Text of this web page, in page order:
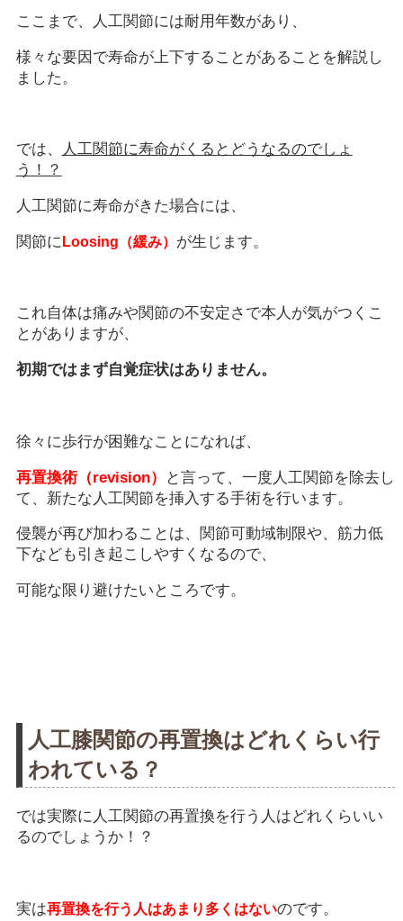
ここまで、人工関節には耐用年数があり、
様々な要因で寿命が上下することがあることを解説し
ました。
では、
人工関節に寿命がくるとどうなるのでしょ
う！？
人工関節に寿命がきた場合には、
関節に Loosing（緩み） が生じます。
これ自体は痛みや関節の不安定さで本人が気がつくこ
とがありますが、
初期ではまず自覚症状はありません。
徐々に歩行が困難なことになれば、
再置換術（revision）
と言って、一度人工関節を除去し
て、新たな人工関節を挿入する手術を行います。
侵襲が再び加わることは、関節可動域制限や、筋力低
下なども引き起こしやすくなるので、
可能な限り避けたいところです。
人工膝関節の再置換はどれくらい行
われている？
では実際に人工関節の再置換を行う人はどれくらいい
るのでしょうか！？
実は再置換を行う人はあまり多くはないのです。